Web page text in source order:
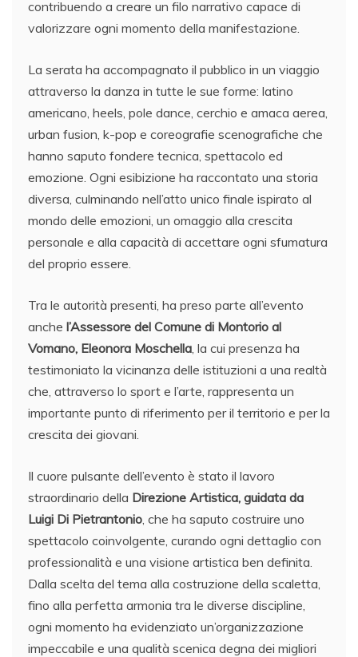
contribuendo a creare un filo narrativo capace di
valorizzare ogni momento della manifestazione.
La serata ha accompagnato il pubblico in un viaggio
attraverso la danza in tutte le sue forme: latino
americano, heels, pole dance, cerchio e amaca aerea,
urban fusion, k-pop e coreografie scenografiche che
hanno saputo fondere tecnica, spettacolo ed
emozione. Ogni esibizione ha raccontato una storia
diversa, culminando nell’atto unico finale ispirato al
mondo delle emozioni, un omaggio alla crescita
personale e alla capacità di accettare ogni sfumatura
del proprio essere.
Tra le autorità presenti, ha preso parte all’evento
anche l’Assessore del Comune di Montorio al
Vomano, Eleonora Moschella , la cui presenza ha
testimoniato la vicinanza delle istituzioni a una realtà
che, attraverso lo sport e l’arte, rappresenta un
importante punto di riferimento per il territorio e per la
crescita dei giovani.
Il cuore pulsante dell’evento è stato il lavoro
straordinario della Direzione Artistica, guidata da
Luigi Di Pietrantonio , che ha saputo costruire uno
spettacolo coinvolgente, curando ogni dettaglio con
professionalità e una visione artistica ben definita.
Dalla scelta del tema alla costruzione della scaletta,
fino alla perfetta armonia tra le diverse discipline,
ogni momento ha evidenziato un’organizzazione
impeccabile e una qualità scenica degna dei migliori